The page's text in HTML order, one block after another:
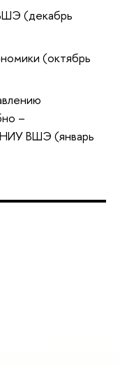
(декабрь
(октябрь
–
ВШЭ (январь